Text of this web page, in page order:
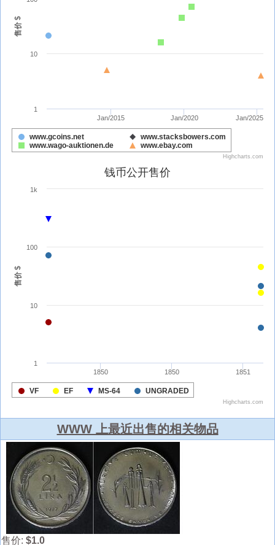
WWW 上最近出售的相关物品
售价: $1.0